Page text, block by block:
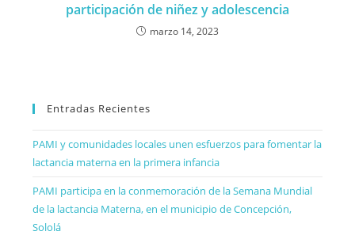
participación de niñez y adolescencia
marzo 14, 2023
Entradas Recientes
PAMI y comunidades locales unen esfuerzos para fomentar la
lactancia materna en la primera infancia
PAMI participa en la conmemoración de la Semana Mundial
de la lactancia Materna, en el municipio de Concepción,
Sololá